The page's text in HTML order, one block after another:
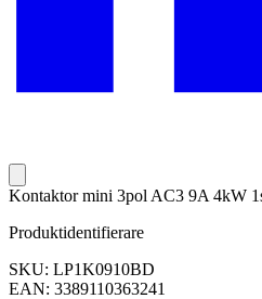
Kontaktor mini 3pol AC3 9A 4kW
Produktidentifierare
SKU: LP1K0910BD
EAN: 3389110363241